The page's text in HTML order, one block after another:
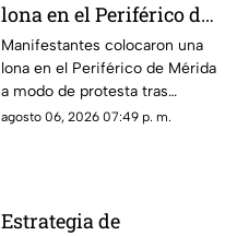
lona en el Periférico de
Mérida tras DESALOJO;
furiosos contra Huacho
Manifestantes colocaron una
lona en el Periférico de Mérida
a modo de protesta tras
desalojo de un asentamiento,
agosto 06, 2026 07:49 p. m.
Estrategia de